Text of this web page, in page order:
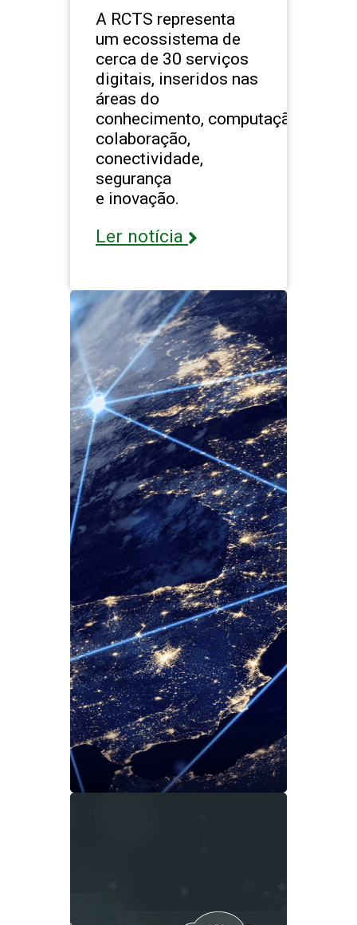
A RCTS representa
um ecossistema de
cerca de 30 serviços
digitais, inseridos nas
áreas do
conhecimento, computação,
colaboração,
conectividade,
segurança
e inovação.
Ler notícia